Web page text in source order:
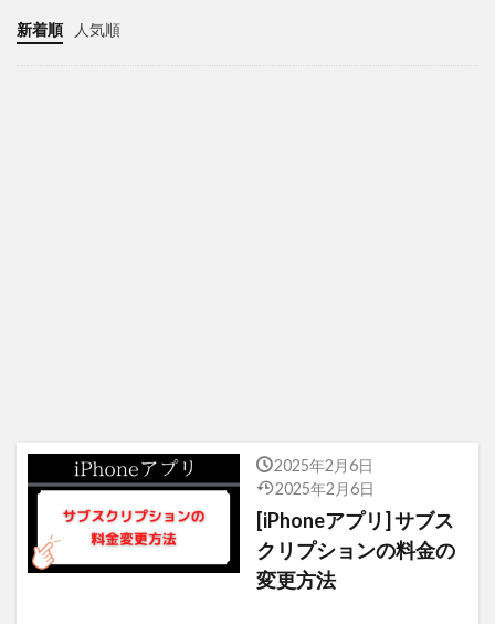
新着順 人気順
2025年2月6日
2025年2月6日
[iPhoneアプリ] サブス
クリプションの料金の
変更方法